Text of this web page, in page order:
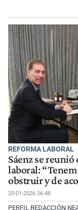
REFORMA LABORAL
Sáenz se
laboral:
obstruir y de
20-01-2026 06:48
PERFIL REDACCIÓN